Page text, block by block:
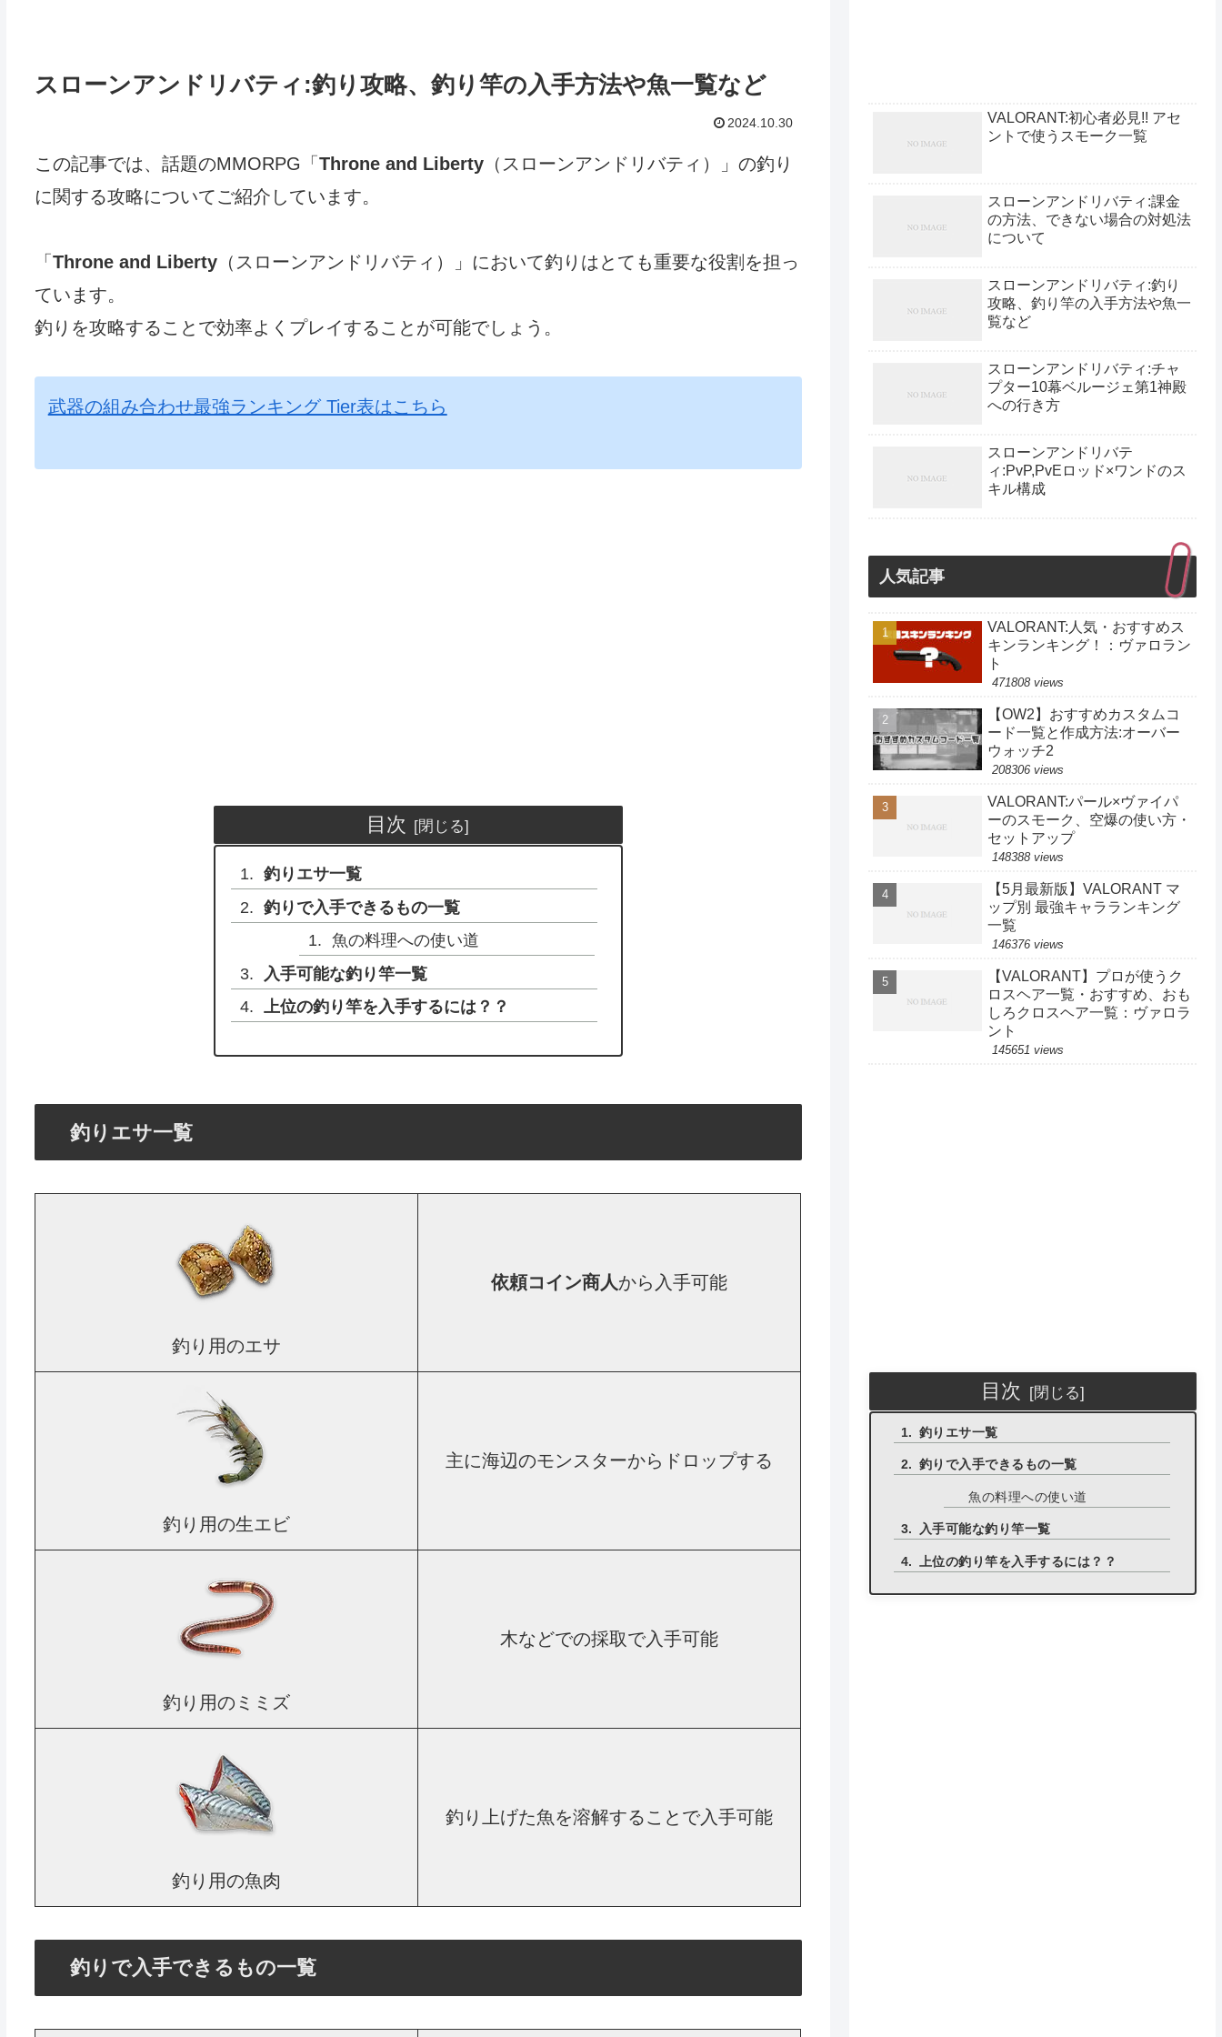
スローンアンドリバティ:釣り攻略、釣り竿の入手方法や魚一覧など
2024.10.30
この記事では、話題のMMORPG「Throne and Liberty（スローンアンドリバティ）」の釣り
に関する攻略についてご紹介しています。
「Throne and Liberty（スローンアンドリバティ）」において釣りはとても重要な役割を担っ
ています。
釣りを攻略することで効率よくプレイすることが可能でしょう。
武器の組み合わせ最強ランキング Tier表はこちら
目次
釣りエサ一覧
釣りで入手できるもの一覧
魚の料理への使い道
入手可能な釣り竿一覧
上位の釣り竿を入手するには？？
釣りエサ一覧
釣り用のエサ
依頼コイン商人から入手可能
釣り用の生エビ
主に海辺のモンスターからドロップする
釣り用のミミズ
木などでの採取で入手可能
釣り用の魚肉
釣り上げた魚を溶解することで入手可能
釣りで入手できるもの一覧
VALORANT:初心者必見!! アセ
ントで使うスモーク一覧
スローンアンドリバティ:課金
の方法、できない場合の対処法
について
スローンアンドリバティ:釣り
攻略、釣り竿の入手方法や魚一
覧など
スローンアンドリバティ:チャ
プター10幕ベルージェ第1神殿
への行き方
スローンアンドリバテ
ィ:PvP,PvEロッド×ワンドのス
キル構成
人気記事
VALORANT:人気・おすすめス
キンランキング！：ヴァロラン
ト
471808 views
【OW2】おすすめカスタムコ
ード一覧と作成方法:オーバー
ウォッチ2
208306 views
VALORANT:パール×ヴァイパ
ーのスモーク、空爆の使い方・
セットアップ
148388 views
【5月最新版】VALORANT マ
ップ別 最強キャラランキング
一覧
146376 views
【VALORANT】プロが使うク
ロスヘア一覧・おすすめ、おも
しろクロスヘア一覧：ヴァロラ
ント
145651 views
目次
釣りエサ一覧
釣りで入手できるもの一覧
魚の料理への使い道
入手可能な釣り竿一覧
上位の釣り竿を入手するには？？